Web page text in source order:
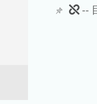
此
--